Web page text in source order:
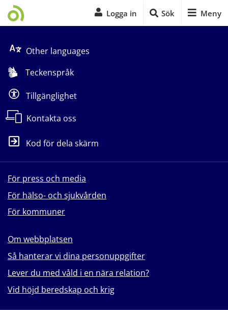
Logga in Sök Meny
Other languages
Teckenspråk
Tillgänglighet
Kontakta oss
Kod för dela skärm
För press och media
För hälso- och sjukvården
För kommuner
Om webbplatsen
Så hanterar vi dina personuppgifter
Lever du med våld i en nära relation?
Vid höjd beredskap och krig